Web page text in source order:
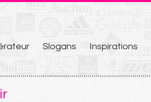
Slogans Inspirations